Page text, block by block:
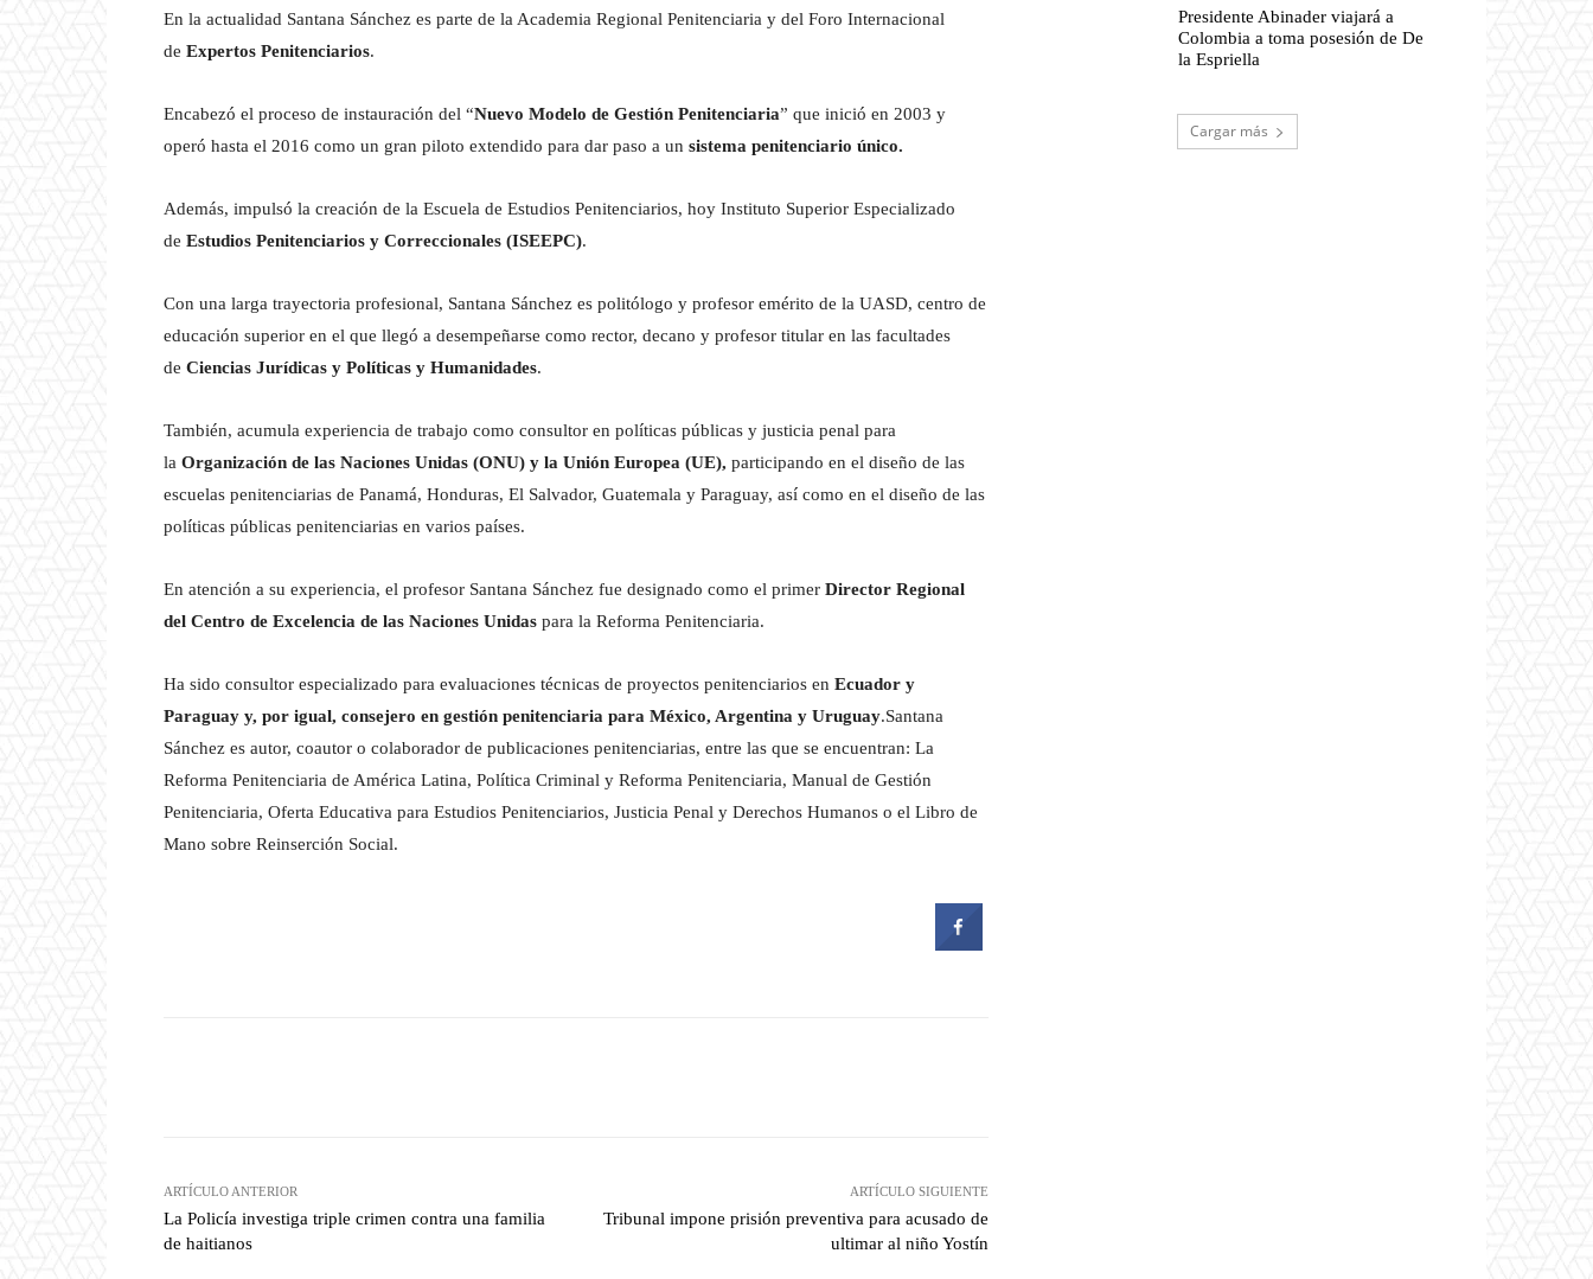
En la actualidad Santana Sánchez es parte de la Academia Regional Penitenciaria y del Foro Internacional
de Expertos Penitenciarios.
Encabezó el proceso de instauración del “Nuevo Modelo de Gestión Penitenciaria” que inició en 2003 y
operó hasta el 2016 como un gran piloto extendido para dar paso a un sistema penitenciario único.
Además, impulsó la creación de la Escuela de Estudios Penitenciarios, hoy Instituto Superior Especializado
de Estudios Penitenciarios y Correccionales (ISEEPC).
Con una larga trayectoria profesional, Santana Sánchez es politólogo y profesor emérito de la UASD, centro de
educación superior en el que llegó a desempeñarse como rector, decano y profesor titular en las facultades
de Ciencias Jurídicas y Políticas y Humanidades.
También, acumula experiencia de trabajo como consultor en políticas públicas y justicia penal para
la Organización de las Naciones Unidas (ONU) y la Unión Europea (UE), participando en el diseño de las
escuelas penitenciarias de Panamá, Honduras, El Salvador, Guatemala y Paraguay, así como en el diseño de las
políticas públicas penitenciarias en varios países.
En atención a su experiencia, el profesor Santana Sánchez fue designado como el primer Director Regional
del Centro de Excelencia de las Naciones Unidas para la Reforma Penitenciaria.
Ha sido consultor especializado para evaluaciones técnicas de proyectos penitenciarios en Ecuador y
Paraguay y, por igual, consejero en gestión penitenciaria para México, Argentina y Uruguay.Santana
Sánchez es autor, coautor o colaborador de publicaciones penitenciarias, entre las que se encuentran: La
Reforma Penitenciaria de América Latina, Política Criminal y Reforma Penitenciaria, Manual de Gestión
Penitenciaria, Oferta Educativa para Estudios Penitenciarios, Justicia Penal y Derechos Humanos o el Libro de
Mano sobre Reinserción Social.
ARTÍCULO ANTERIOR
La Policía investiga triple crimen contra una familia
de haitianos
ARTÍCULO SIGUIENTE
Tribunal impone prisión preventiva para acusado de
ultimar al niño Yostín
Presidente Abinader viajará a
Colombia a toma posesión de De
la Espriella
Cargar más